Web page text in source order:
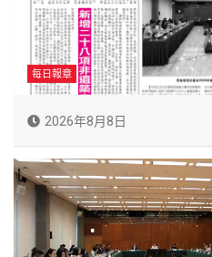
每日報章
2026年8月8日